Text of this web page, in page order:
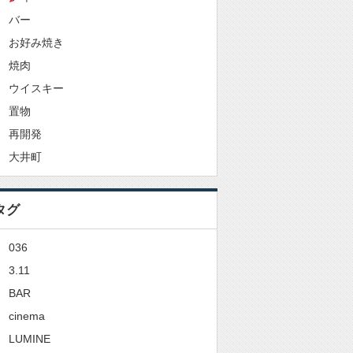
バー
お好み焼き
焼肉
ウイスキー
置物
再開発
大井町
グ
036
3.11
BAR
cinema
LUMINE